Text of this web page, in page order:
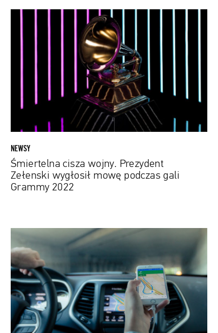
Śmiertelna
wojny.
2022
NEWSY
Śmiertelna cisza wojny. Prezydent
Zełenski wygłosił mowę podczas gali
Grammy 2022
Polski
głos
Map
Google
został
zastąpiony
automatem.
Lektor
zamieścił